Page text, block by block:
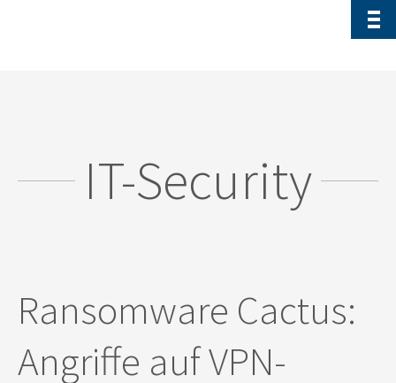
IT-Security
Ransomware Cactus:
Angriffe auf VPN-